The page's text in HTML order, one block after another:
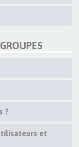
?
et